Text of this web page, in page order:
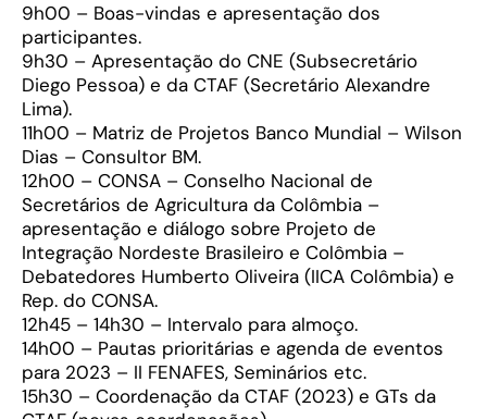
9h00 – Boas-vindas e apresentação dos
participantes.
9h30 – Apresentação do CNE (Subsecretário
Diego Pessoa) e da CTAF (Secretário Alexandre
Lima).
11h00 – Matriz de Projetos Banco Mundial – Wilson
Dias – Consultor BM.
12h00 – CONSA – Conselho Nacional de
Secretários de Agricultura da Colômbia –
apresentação e diálogo sobre Projeto de
Integração Nordeste Brasileiro e Colômbia –
Debatedores Humberto Oliveira (IICA Colômbia) e
Rep. do CONSA.
12h45 – 14h30 – Intervalo para almoço.
14h00 – Pautas prioritárias e agenda de eventos
para 2023 – II FENAFES, Seminários etc.
15h30 – Coordenação da CTAF (2023) e GTs da